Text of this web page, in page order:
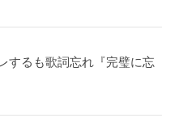
するも歌詞忘れ『完璧に忘